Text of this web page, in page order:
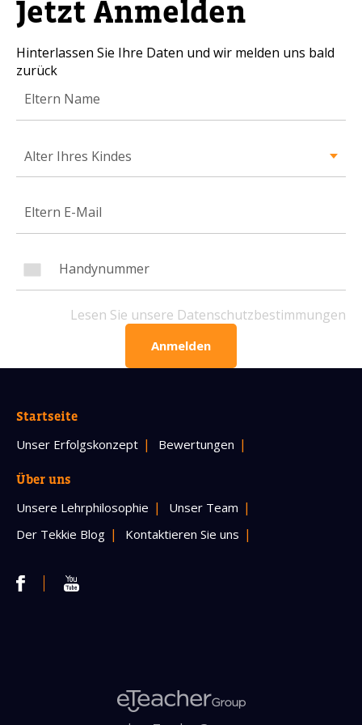
Jetzt Anmelden
Hinterlassen Sie Ihre Daten und wir melden uns bald
zurück
Alter Ihres Kindes
Lesen Sie unsere Datenschutzbestimmungen
Anmelden
Startseite
Unser Erfolgskonzept Bewertungen
Über uns
Unsere Lehrphilosophie
Unser Team
Der Tekkie Blog
Kontaktieren Sie uns
Handynummer
BITTE KONTAKTIEREN SIE MICH